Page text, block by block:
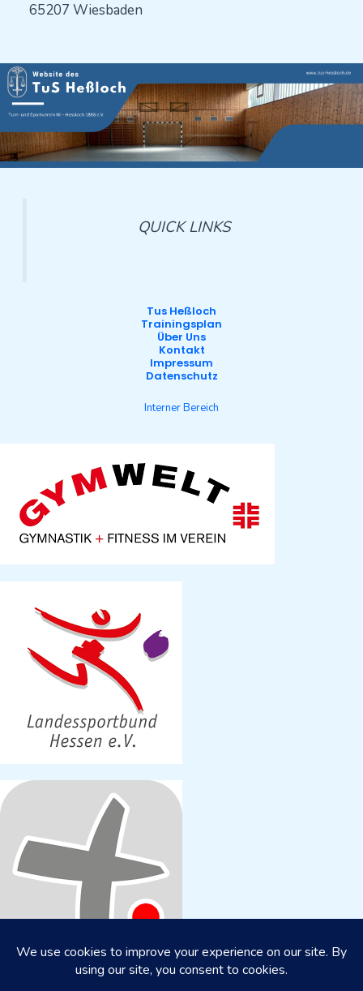
65207 Wiesbaden
QUICK LINKS
Tus Heßloch
Trainingsplan
Über Uns
Kontakt
Impressum
Datenschutz
Interner Bereich